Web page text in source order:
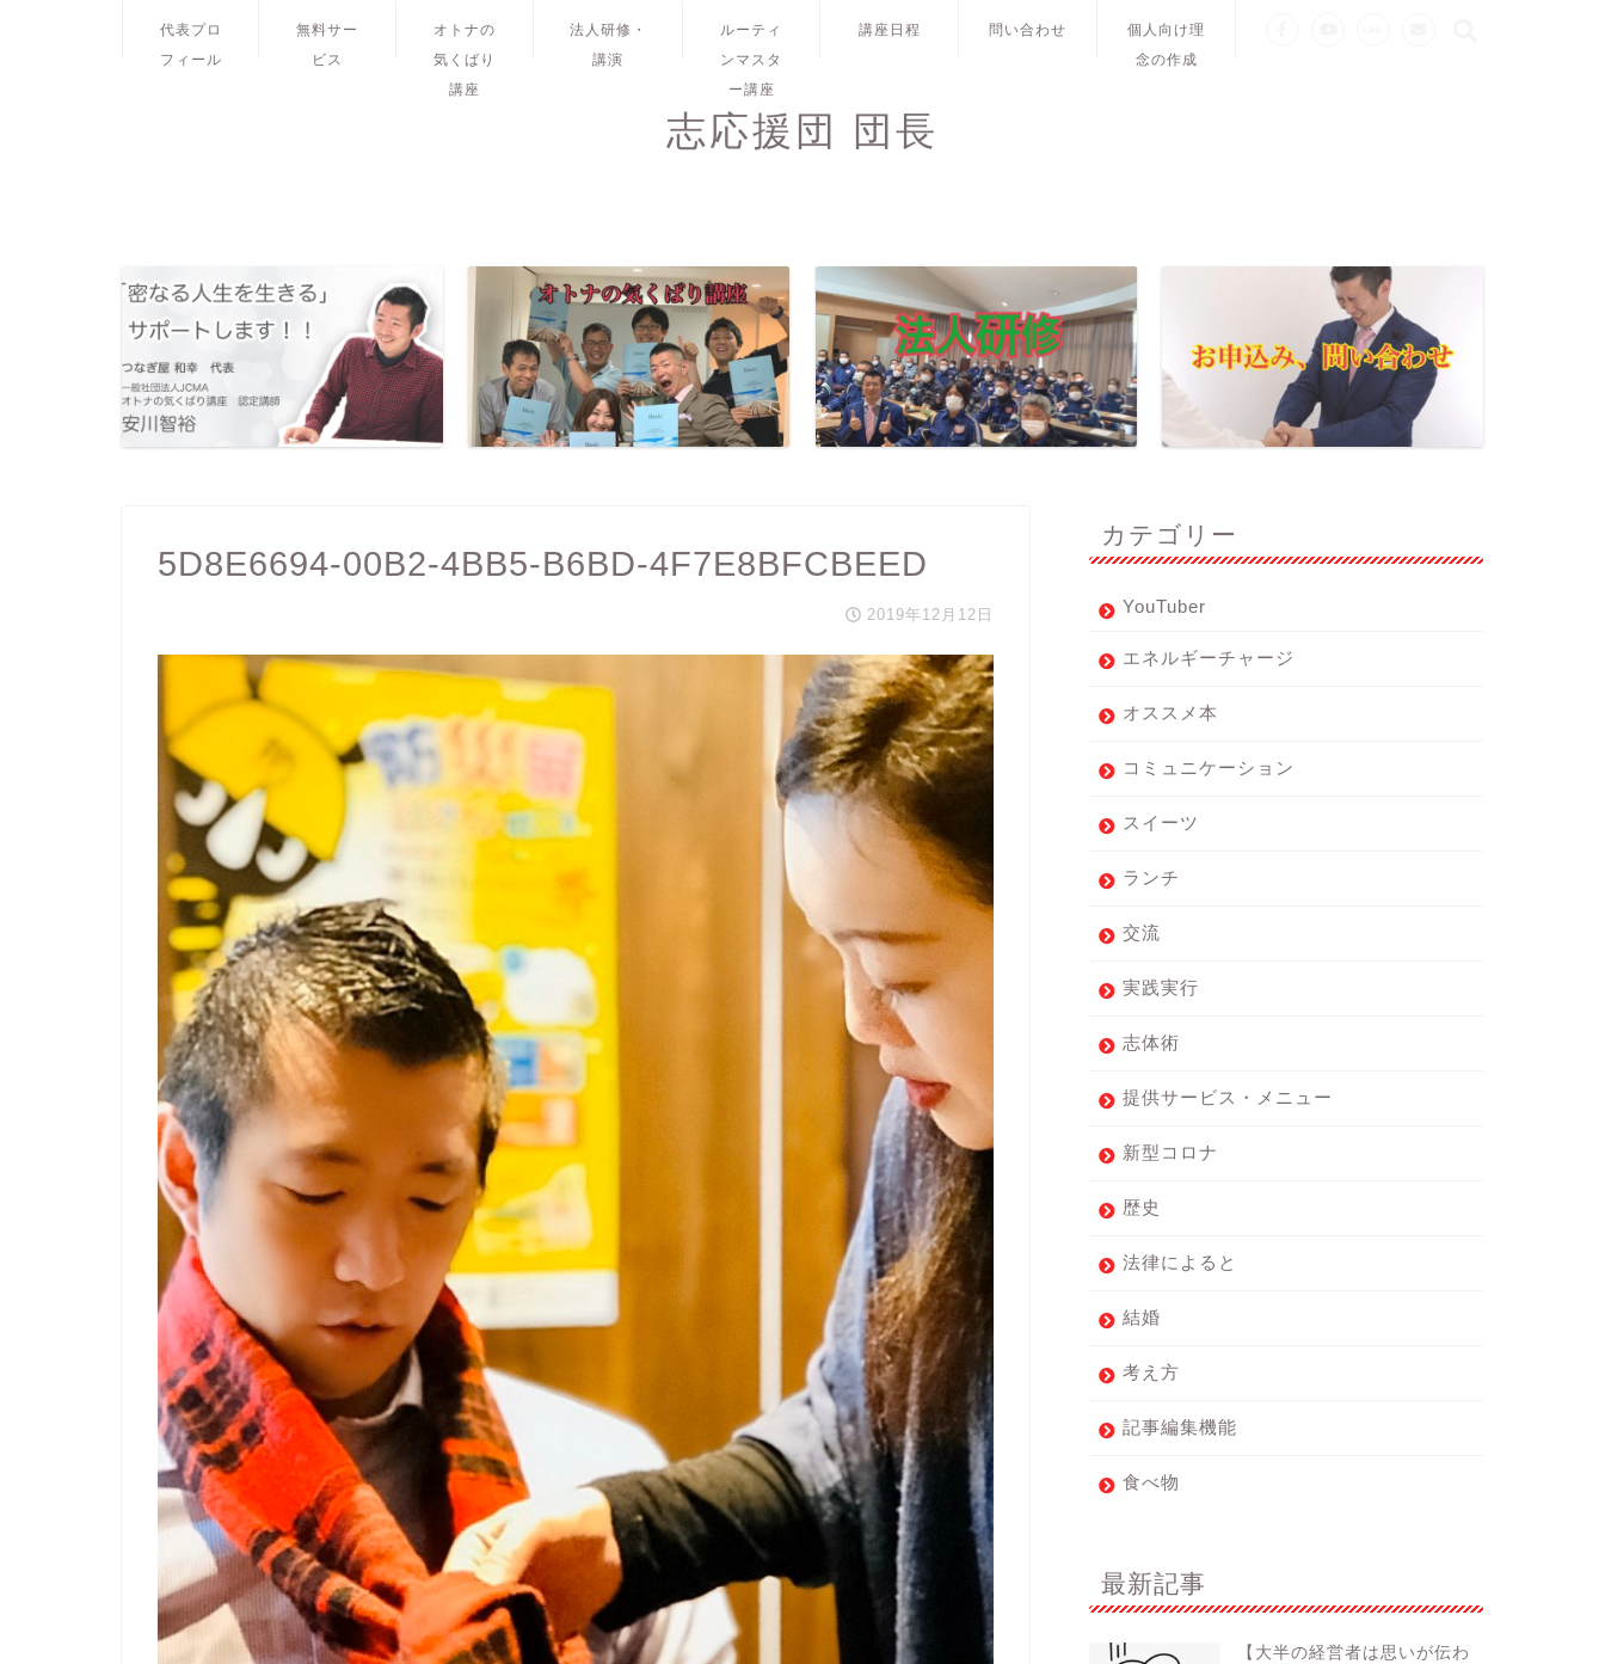
代表プロ
フィール
無料サー
ビス
オトナの
気くばり
講座
法人研修・
講演
ルーティ
ンマスタ
ー講座
講座日程 問い合わせ
個人向け理
念の作成
志応援団 団長
5D8E6694-00B2-4BB5-B6BD-4F7E8BFCBEED
2019年12月12日
カテゴリー
YouTuber
エネルギーチャージ
オススメ本
コミュニケーション
スイーツ
ランチ
交流
実践実行
志体術
提供サービス・メニュー
新型コロナ
歴史
法律によると
結婚
考え方
記事編集機能
食べ物
最新記事
【大半の経営者は思いが伝わ